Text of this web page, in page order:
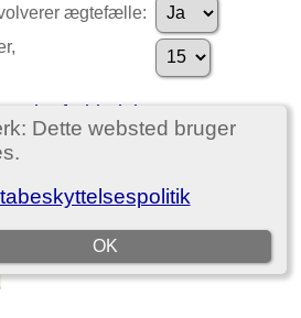
Dette websted bruger
OK
ægtefælle:
forbindelser
Darrin Lythgoe © 2001-2026.
Reventlow
Template no. 7